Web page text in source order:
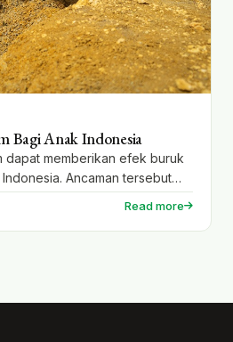
Bagi Anak Indonesia
dapat memberikan efek buruk
Ancaman tersebut
kelangsungan hidup, tumbuh
Read more